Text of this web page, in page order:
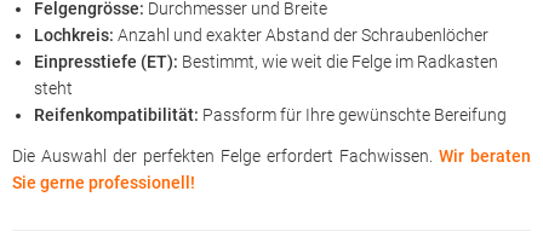
Felgengrösse: Durchmesser und Breite
Lochkreis: Anzahl und exakter Abstand der Schraubenlöcher
Einpresstiefe (ET): Bestimmt, wie weit die Felge im Radkasten
steht
Reifenkompatibilität: Passform für Ihre gewünschte Bereifung
Die Auswahl der perfekten Felge erfordert Fachwissen. Wir beraten
Sie gerne professionell!